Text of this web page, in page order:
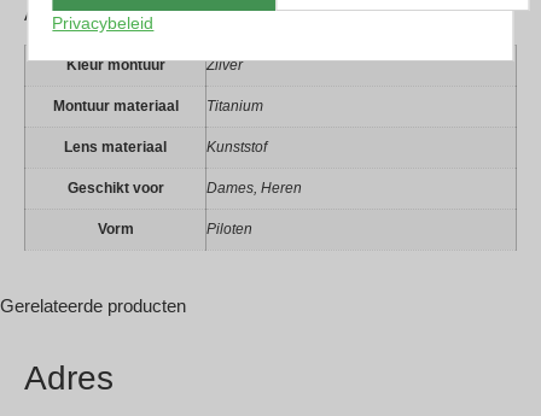
Aanvullende informatie
Kleur montuur Zilver
Montuur materiaal Titanium
Lens materiaal Kunststof
Geschikt voor Dames, Heren
Vorm Piloten
Gerelateerde producten
Adres
Privacybeleid